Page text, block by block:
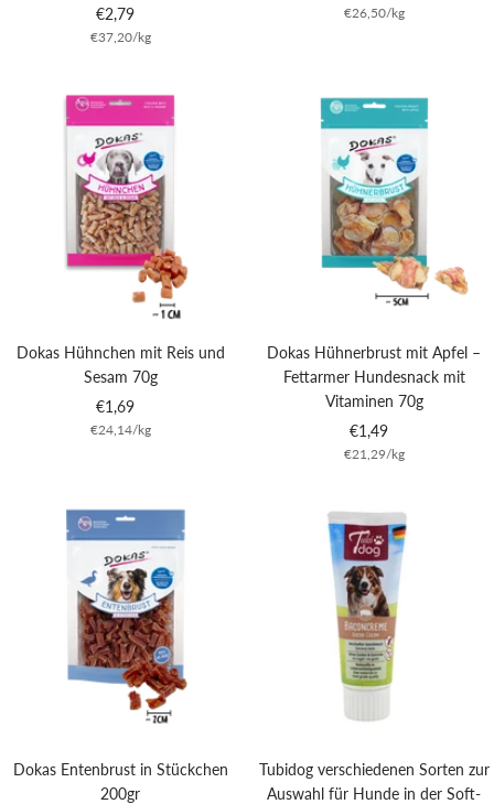
Angebotspreis
€2,79
€37,20/kg
€26,50/kg
Dokas Hühnchen mit Reis und
Sesam 70g
Angebotspreis
€1,69
€24,14/kg
Dokas Hühnerbrust mit Apfel –
Fettarmer Hundesnack mit
Vitaminen 70g
Angebotspreis
€1,49
€21,29/kg
Dokas Entenbrust in Stückchen
200gr
Tubidog verschiedenen Sorten zur
Auswahl für Hunde in der Soft-